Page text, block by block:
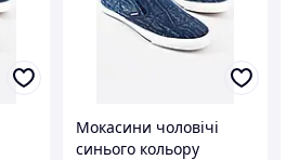
Мокасини чоловічі
синього кольору